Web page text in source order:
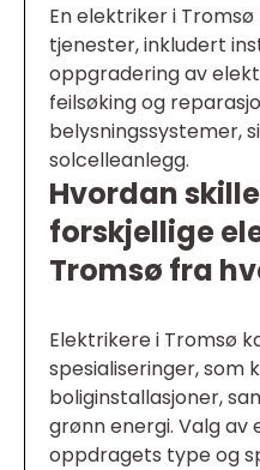
En elektriker i
tjenester, inkludert
oppgradering av
feilsøking og
belysningssystemer,
solcelleanlegg.
Hvordan
forskjellige
Tromsø fra
Elektrikere i Tromsø
spesialiseringer, som
boliginstallasjoner,
grønn energi. Valg
oppdragets type og